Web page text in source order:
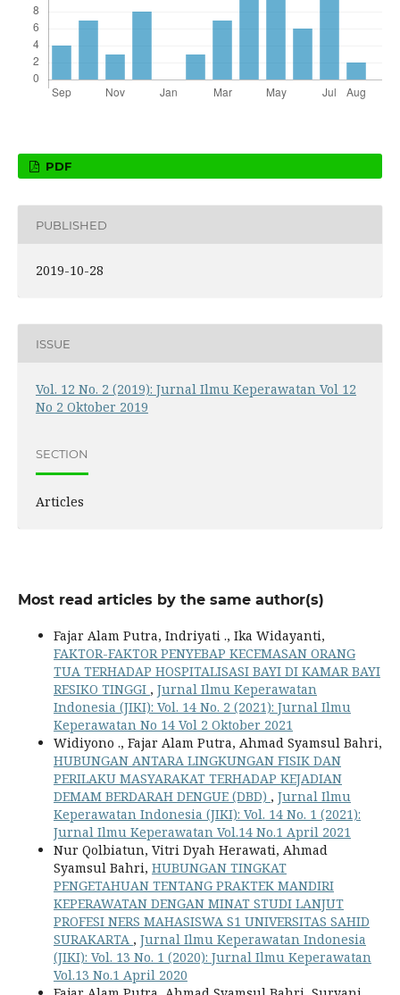
PDF
PUBLISHED
2019-10-28
ISSUE
Vol. 12 No. 2 (2019): Jurnal Ilmu Keperawatan Vol 12
No 2 Oktober 2019
SECTION
Articles
Most read articles by the same author(s)
Fajar Alam Putra, Indriyati ., Ika Widayanti,
FAKTOR-FAKTOR PENYEBAP KECEMASAN ORANG
TUA TERHADAP HOSPITALISASI BAYI DI KAMAR BAYI
RESIKO TINGGI , Jurnal Ilmu Keperawatan
Indonesia (JIKI): Vol. 14 No. 2 (2021): Jurnal Ilmu
Keperawatan No 14 Vol 2 Oktober 2021
Widiyono ., Fajar Alam Putra, Ahmad Syamsul Bahri,
HUBUNGAN ANTARA LINGKUNGAN FISIK DAN
PERILAKU MASYARAKAT TERHADAP KEJADIAN
DEMAM BERDARAH DENGUE (DBD) , Jurnal Ilmu
Keperawatan Indonesia (JIKI): Vol. 14 No. 1 (2021):
Jurnal Ilmu Keperawatan Vol.14 No.1 April 2021
Nur Qolbiatun, Vitri Dyah Herawati, Ahmad
Syamsul Bahri, HUBUNGAN TINGKAT
PENGETAHUAN TENTANG PRAKTEK MANDIRI
KEPERAWATAN DENGAN MINAT STUDI LANJUT
PROFESI NERS MAHASISWA S1 UNIVERSITAS SAHID
SURAKARTA , Jurnal Ilmu Keperawatan Indonesia
(JIKI): Vol. 13 No. 1 (2020): Jurnal Ilmu Keperawatan
Vol.13 No.1 April 2020